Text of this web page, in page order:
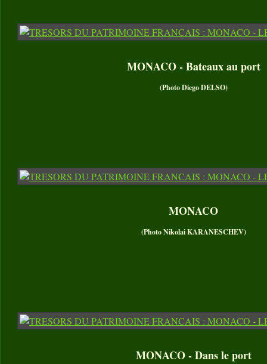
MONACO - Bateaux au port
(Photo Diego DELSO)
MONACO
(Photo Nikolai KARANESCHEV)
MONACO - Dans le port